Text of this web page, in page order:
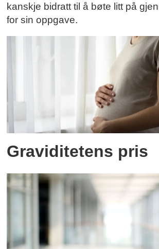
kanskje bidratt til å bøte litt på
for sin oppgave.
Graviditetens pris